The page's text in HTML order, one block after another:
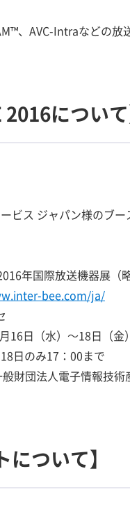
、AVC-Intraなどの
について
ビス ジャパン様のブー
国際放送機器展（略
bee.com/ja/
日（水）～18日（金
日のみ17：00まで
団法人電子情報技術
について】